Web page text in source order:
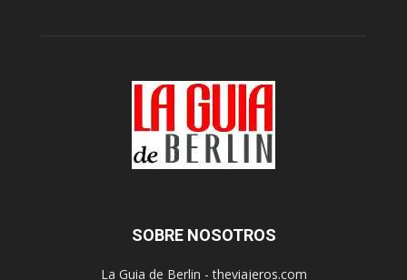
SOBRE NOSOTROS
La Guia de Berlin - theviajeros.com